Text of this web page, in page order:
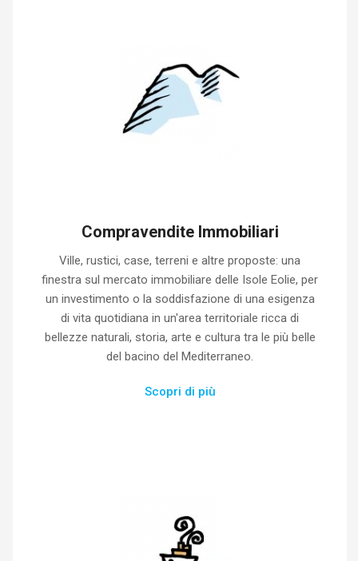
Compravendite Immobiliari
Ville, rustici, case, terreni e altre proposte: una
finestra sul mercato immobiliare delle Isole Eolie, per
un investimento o la soddisfazione di una esigenza
di vita quotidiana in un'area territoriale ricca di
bellezze naturali, storia, arte e cultura tra le più belle
del bacino del Mediterraneo.
Scopri di più